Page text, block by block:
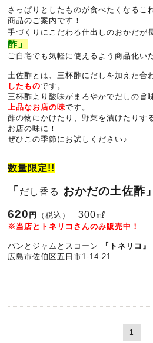
さっぱりとしたものが食べたくなるこ
商品のご案内です！
手づくりにこだわる仕出しのおかだが
酢」
ご自宅でも気軽に使えるよう商品化い
土佐酢とは、三杯酢にだしを加えた合
したものです。
三杯酢より酸味がまろやかでだしの旨
上品なお店の味です。
酢の物にかけたり、野菜を漬けたりす
お店の味に！
ぜひこの季節にお試しください♪
数量限定!!
「 だし香る おかだの土佐酢」
620 円 （税込）300㎖
※当店とトネリコさんのみ販売中！
パンとジャムとスコーン 『 トネリコ』
広島市佐伯区五日市1-14-21
1